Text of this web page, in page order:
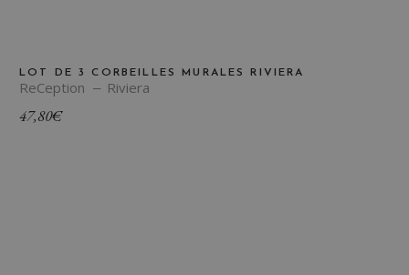
LOT DE 3 CORBEILLES MURALES RIVIERA
ReCeption Riviera
47,80€